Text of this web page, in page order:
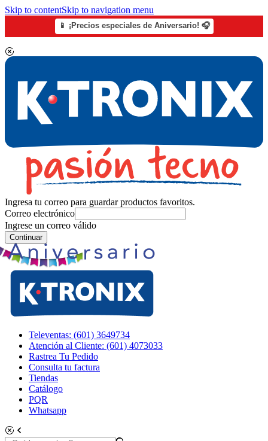
Skip to contentSkip to navigation menu
📱 ¡Precios especiales de Aniversario! 🎧
Ingresa tu correo para guardar productos favoritos.
Correo electrónico
Ingrese un correo válido
Continuar
Televentas: (601) 3649734
Atención al Cliente: (601) 4073033
Rastrea Tu Pedido
Consulta tu factura
Tiendas
Catálogo
PQR
Whatsapp